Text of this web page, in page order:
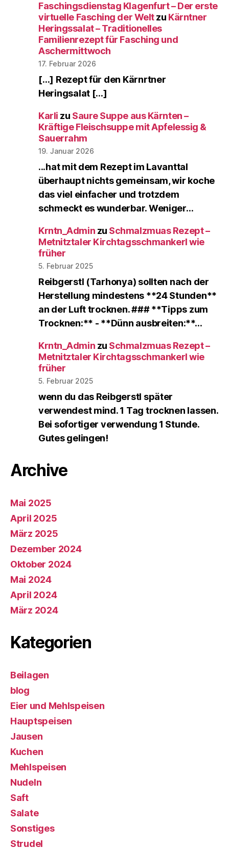
Faschingsdienstag Klagenfurt – Der erste
virtuelle Fasching der Weltzu Kärntner
Heringssalat – Traditionelles
Familienrezept für Fasching und
Aschermittwoch
17. Februar 2026
[…] Rezept für den Kärnrtner
Heringsalat […]
Karli zu Saure Suppe aus Kärnten –
Kräftige Fleischsuppe mit Apfelessig &
Sauerrahm
19. Januar 2026
...hat mit dem Rezept im Lavanttal
überhaupt nichts gemeinsam, wir koche
das viel einfacher und trotzdem
schmeckt es wunderbar. Weniger…
Krntn_Admin zu Schmalzmuas Rezept –
Metnitztaler Kirchtagsschmankerl wie
früher
5. Februar 2025
Reibgerstl (Tarhonya) sollten nach der
Herstellung mindestens **24 Stunden**
an der Luft trocknen. ### **Tipps zum
Trocknen:** - **Dünn ausbreiten:**…
Krntn_Admin zu Schmalzmuas Rezept –
Metnitztaler Kirchtagsschmankerl wie
früher
5. Februar 2025
wenn du das Reibgerstl später
verwendest mind. 1 Tag trocknen lassen.
Bei sofortiger verwendung 1 Stunde.
Gutes gelingen!
Archive
Mai 2025
April 2025
März 2025
Dezember 2024
Oktober 2024
Mai 2024
April 2024
März 2024
Kategorien
Beilagen
blog
Eier und Mehlspeisen
Hauptspeisen
Jausen
Kuchen
Mehlspeisen
Nudeln
Saft
Salate
Sonstiges
Strudel